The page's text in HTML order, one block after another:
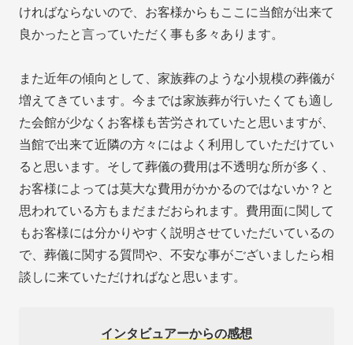
ければならないので、お客様からもここに当館が出来て
良かったと言っていただく事も多々あります。
また近年の傾向として、家族葬のような小規模の葬儀が
増えてきています。今までは家族葬が行いたくても適し
た会館が少なくお客様も苦労されていたと思いますが、
当館で出来て近隣の方々にはよく利用していただけてい
ると思います。そして葬儀の費用は不透明な所が多く、
お客様によっては莫大な費用がかかるのではないか？と
思われている方もまだまだおられます。費用面に関して
もお客様には分かりやすく説明させていただいているの
で、葬儀に関する質問や、不安な事がございましたら相
談しに来ていただければなと思います。
インタビュアーからの感想